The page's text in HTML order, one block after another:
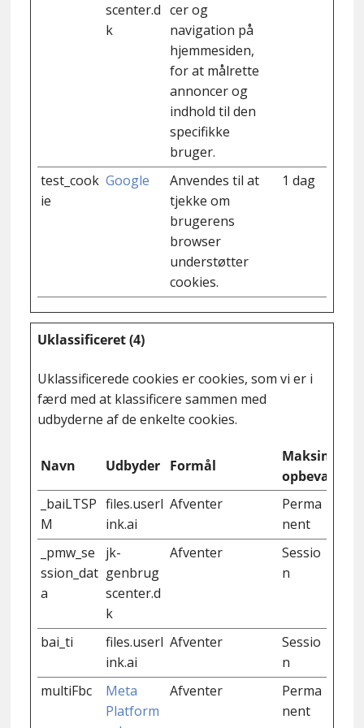
scenter.d
k
cer og
navigation på
hjemmesiden,
for at målrette
annoncer og
indhold til den
specifikke
bruger.
test_cook
ie
Google
Anvendes til at
tjekke om
brugerens
browser
understøtter
cookies.
1 dag
Uklassificeret (4)
Uklassificerede cookies er cookies, som vi er i
færd med at klassificere sammen med
udbyderne af de enkelte cookies.
Navn Udbyder Formål
Maksimal
_baiLTSP
M
files.userl
ink.ai
Afventer
Perma
nent
_pmw_se
ssion_dat
a
jk-
genbrug
scenter.d
k
Afventer
Sessio
n
bai_ti
files.userl
ink.ai
Afventer
Sessio
n
multiFbc
Meta
Platform
Afventer
Perma
nent